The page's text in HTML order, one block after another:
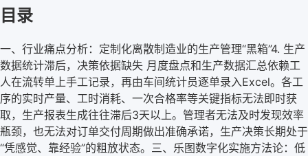
目录
一、行业痛点分析：定制化离散制造业的生产管理“黑箱”4. 生产
数据统计滞后，决策依据缺失 月度盘点和生产数据汇总依赖工
人在流转单上手工记录，再由车间统计员逐单录入Excel。各工
序的实时产量、工时消耗、一次合格率等关键指标无法即时获
取，生产报表生成往往滞后3天以上。管理者无法及时发现效率
瓶颈，也无法对订单交付周期做出准确承诺，生产决策长期处于
“凭感觉、靠经验”的粗放状态。 三、乐图数字化实施方法论：低